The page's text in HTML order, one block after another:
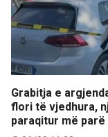
Grabitja e
flori të vjedhura,
paraqitur më